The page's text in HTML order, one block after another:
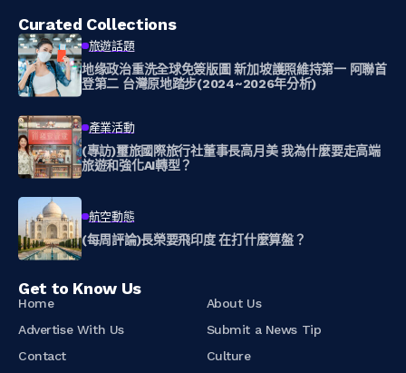
Curated Collections
旅遊話題
地缘政治重洗全球免簽版圖 新加坡護照維持第一 阿聯首
登第二 台灣原地踏步(2024~2026年分析)
產業活動
(專訪)璽旅國際旅行社董事長高月美 我為什麼要走高端
旅遊和強化AI轉型？
航空動態
(每周評論)長榮要飛印度 在打什麼算盤？
Get to Know Us
Home
About Us
Advertise With Us
Submit a News Tip
Contact
Culture